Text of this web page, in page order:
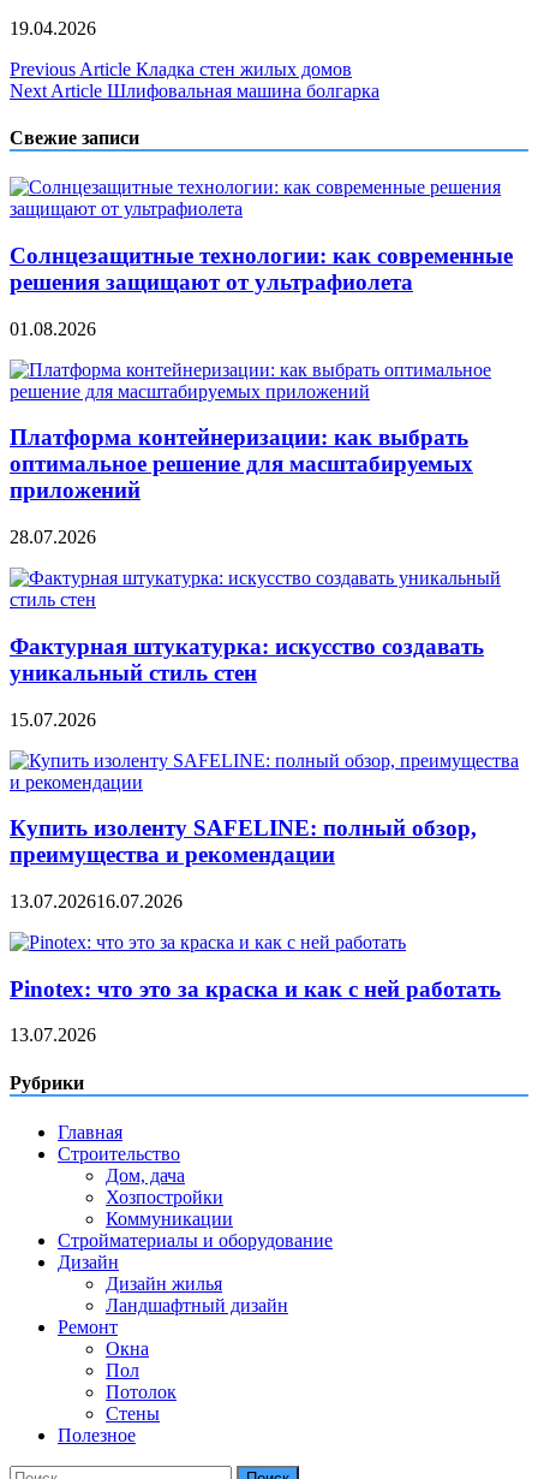
19.04.2026
Навигация
по
записям
Previous Article Кладка стен жилых домов
Next Article Шлифовальная машина болгарка
Свежие записи
Солнцезащитные технологии: как современные
решения защищают от ультрафиолета
01.08.2026
Платформа контейнеризации: как выбрать
оптимальное решение для масштабируемых
приложений
28.07.2026
Фактурная штукатурка: искусство создавать
уникальный стиль стен
15.07.2026
Купить изоленту SAFELINE: полный обзор,
преимущества и рекомендации
13.07.202616.07.2026
Pinotex: что это за краска и как с ней работать
13.07.2026
Рубрики
Главная
Строительство
Дом, дача
Хозпостройки
Коммуникации
Стройматериалы и оборудование
Дизайн
Дизайн жилья
Ландшафтный дизайн
Ремонт
Окна
Пол
Потолок
Стены
Полезное
Найти: